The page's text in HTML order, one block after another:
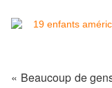
« Beaucoup de